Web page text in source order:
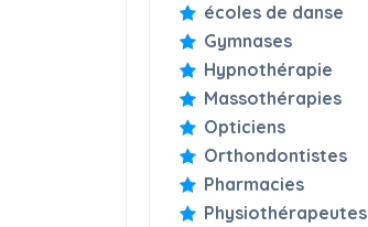
écoles de danse
Gymnases
Hypnothérapie
Massothérapies
Opticiens
Orthondontistes
Pharmacies
Physiothérapeutes